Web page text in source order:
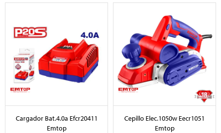
Cargador Bat.4.0a Efcr20411
Emtop
Cepillo Elec.1050w Eecr1051
Emtop